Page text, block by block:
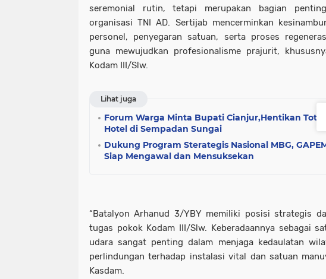
seremonial rutin, tetapi merupakan bagian
organisasi TNI AD. Sertijab mencerminkan
personel, penyegaran satuan, serta proses
guna mewujudkan profesionalisme prajurit,
Kodam III/Slw.
Lihat juga
Forum Warga Minta Bupati Cianjur,Hentikan Total
Hotel di Sempadan Sungai
Dukung Program Sterategis Nasional MBG,
Siap Mengawal dan Mensuksekan
“Batalyon Arhanud 3/YBY memiliki posisi strategis
tugas pokok Kodam III/Slw. Keberadaannya sebagai
udara sangat penting dalam menjaga kedaulatan
perlindungan terhadap instalasi vital dan satuan
Kasdam.